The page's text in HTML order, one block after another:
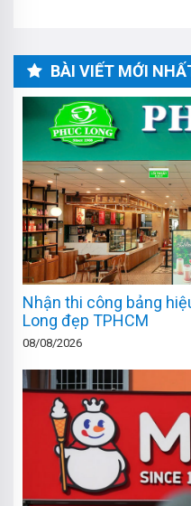
BÀI VIẾT MỚI
Nhận thi công bảng
Long đẹp TPHCM
08/08/2026